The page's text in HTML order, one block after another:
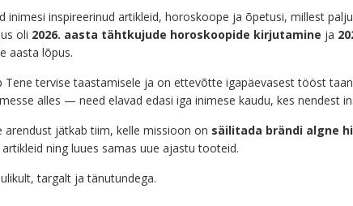
inimesi inspireerinud artikleid, horoskoope ja õpetusi, millest
oli 2026. aasta tähtkujude horoskoopide kirjutamine ja
aasta lõpus.
Tene tervise taastamisele ja on ettevõtte igapäevasest tööst
alles — need elavad edasi iga inimese kaudu, kes nendest
jätkab tiim, kelle missioon on säilitada brändi algne
ning luues samas uue ajastu tooteid.
targalt ja tänutundega.